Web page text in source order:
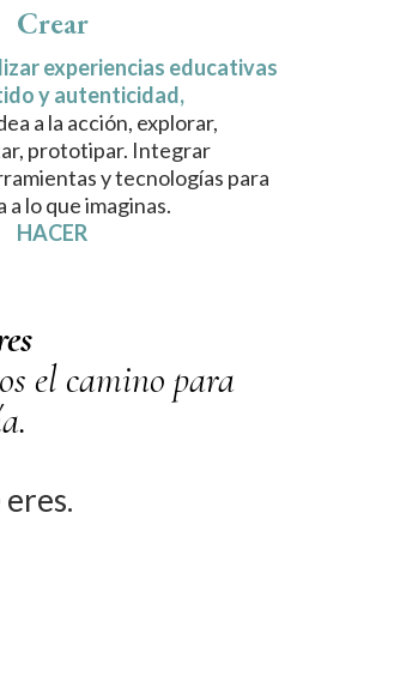
Crear
experiencias educativas
y autenticidad,
a la acción, explorar,
prototipar. Integrar
y tecnologías para
a lo que imaginas.
HACER
el camino para